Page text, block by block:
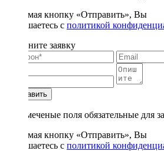
Нажимая кнопку «Отправить», Вы
соглашаетесь с политикой
Заполните заявку
Отправить
* - отмеченые поля обязательные для
Нажимая кнопку «Отправить», Вы
соглашаетесь с политикой